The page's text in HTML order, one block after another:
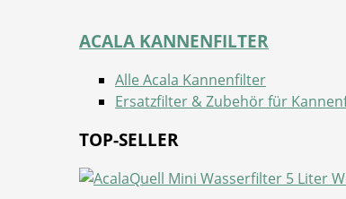
ACALA KANNENFILTER
Alle Acala Kannenfilter
Ersatzfilter & Zubehör für
TOP-SELLER